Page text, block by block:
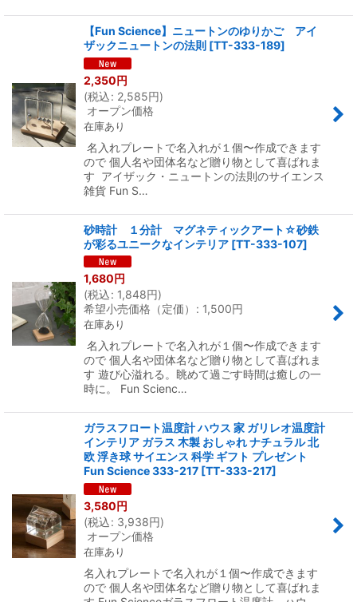
【Fun Science】ニュートンのゆりかご アイ
ザックニュートンの法則 [TT-333-189]
2,350円
(税込: 2,585円)
オープン価格
在庫あり
名入れプレートで名入れが１個〜作成できます
ので 個人名や団体名など贈り物として喜ばれま
す アイザック・ニュートンの法則のサイエンス
雑貨 Fun S…
砂時計 １分計 マグネティックアート☆砂鉄
が彩るユニークなインテリア [TT-333-107]
1,680 円
(税込: 1,848円)
希望小売価格（定価）
: 1,500円
在庫あり
名入れプレートで名入れが１個〜作成できます
ので 個人名や団体名など贈り物として喜ばれま
す 遊び心溢れる。眺めて過ごす時間は癒しの一
時に。 Fun Scienc…
ガラスフロート温度計 ハウス 家 ガリレオ温度計
インテリア ガラス 木製 おしゃれ ナチュラル 北
欧 浮き球 サイエンス 科学 ギフト プレゼント
Fun Science 333-217 [TT-333-217]
3,580円
(税込: 3,938円)
オープン価格
在庫あり
名入れプレートで名入れが１個〜作成できます
ので 個人名や団体名など贈り物として喜ばれま